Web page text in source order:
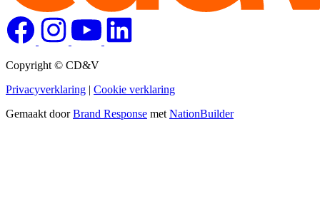
Copyright © CD&V
Privacyverklaring | Cookie verklaring
Gemaakt doorBrand Response metNationBuilder